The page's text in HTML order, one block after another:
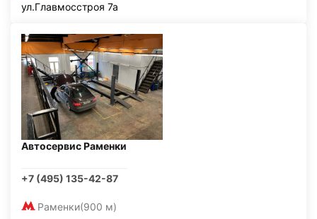
ул.Главмосстроя 7а
Автосервис Раменки
+7 (495) 135-42-87
Раменки(900 м)